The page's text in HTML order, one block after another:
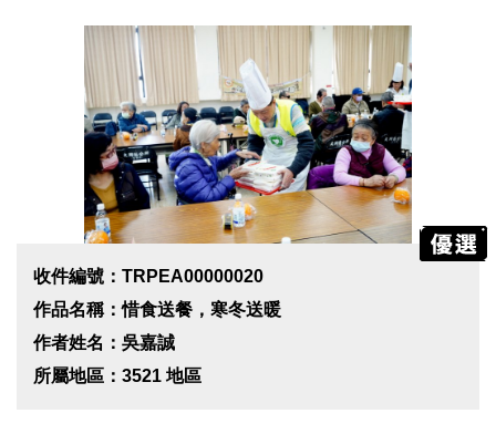
收件編號：TRPEA00000020
作品名稱：惜食送餐，寒冬送暖
作者姓名：吳嘉誠
所屬地區：3521 地區